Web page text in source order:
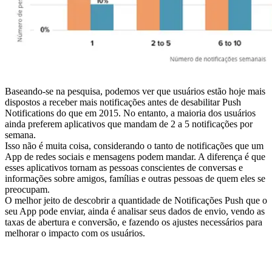
Baseando-se na pesquisa, podemos ver que usuários estão hoje mais
dispostos a receber mais notificações antes de desabilitar Push
Notifications do que em 2015. No entanto, a maioria dos usuários
ainda preferem aplicativos que mandam de 2 a 5 notificações por
semana.
Isso não é muita coisa, considerando o tanto de notificações que um
App de redes sociais e mensagens podem mandar. A diferença é que
esses aplicativos tornam as pessoas conscientes de conversas e
informações sobre amigos, famílias e outras pessoas de quem eles se
preocupam.
O melhor jeito de descobrir a quantidade de Notificações Push que o
seu App pode enviar, ainda é analisar seus dados de envio, vendo as
taxas de abertura e conversão, e fazendo os ajustes necessários para
melhorar o impacto com os usuários.